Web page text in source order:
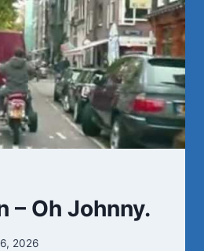
– Oh Johnny.
2026